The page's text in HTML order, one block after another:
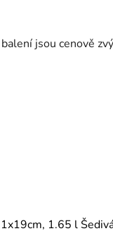
1.65 l
jsou cenově